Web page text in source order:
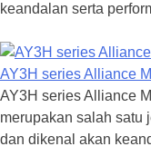
keandalan serta
AY3H series Alliance
AY3H series Alliance
merupakan salah satu
dan dikenal akan